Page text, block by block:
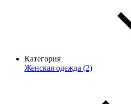
Категория
Женская одежда (2)